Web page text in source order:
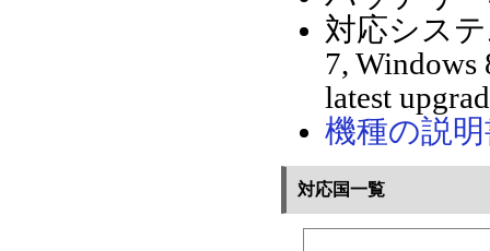
対応システ
7, Windows
latest
機種の説
対応国一覧